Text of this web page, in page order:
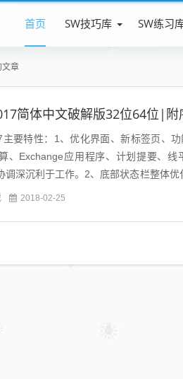
首页 SW技巧库 SW练习
文章
简体中文破解版32位64位|
主要特性：1、优化界面、新标签页、
、Exchange应用程序、计划提要、
调深沉利于工作。2、底部状态栏整体优
2016的...
2018-02-25